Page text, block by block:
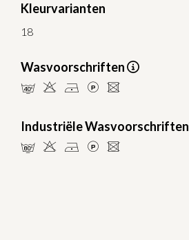
Kleurvarianten
18
Wasvoorschriften
nHDLU
Industriële Wasvoorschriften
pHDLU